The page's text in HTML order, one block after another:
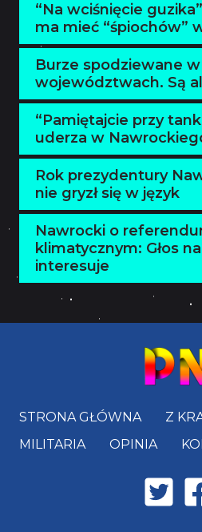
“Na wciśnięcie
ma mieć “śpiochów”
Burze spodziewane
województwach. Są
“Pamiętajcie przy
uderza w
Rok prezydentury
nie gryzł się w język
Nawrocki o
klimatycznym: Głos
interesuje
STRONA GŁÓWNA Z
MILITARIA
OPINIA